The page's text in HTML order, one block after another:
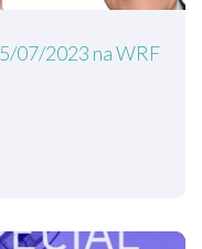
07/2023 na WRF